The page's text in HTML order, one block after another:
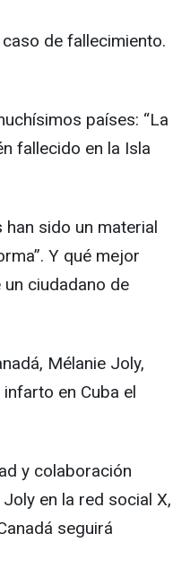
de fallecimiento.
países: “La
fallecido en la Isla
sido un material
Y qué mejor
ciudadano de
Mélanie Joly,
en Cuba el
y colaboración
en la red social X,
seguirá